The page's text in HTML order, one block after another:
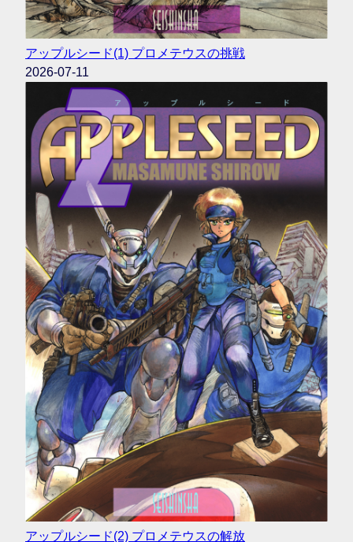
アップルシード(1) プロメテウスの挑戦
2026-07-11
アップルシード(2) プロメテウスの解放